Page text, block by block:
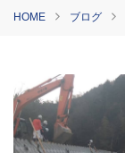
HOME ブログ